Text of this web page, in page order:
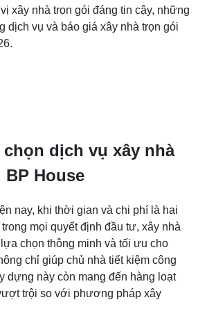
xây nhà trọn gói đáng tin cậy, những
dịch vụ và báo giá xây nhà trọn gói
dịch vụ xây nhà
House
nay, khi thời gian và chi phí là hai
mọi quyết định đầu tư, xây nhà
chọn thông minh và tối ưu cho
chỉ giúp chủ nhà tiết kiệm công
dựng này còn mang đến hàng loạt
trội so với phương pháp xây